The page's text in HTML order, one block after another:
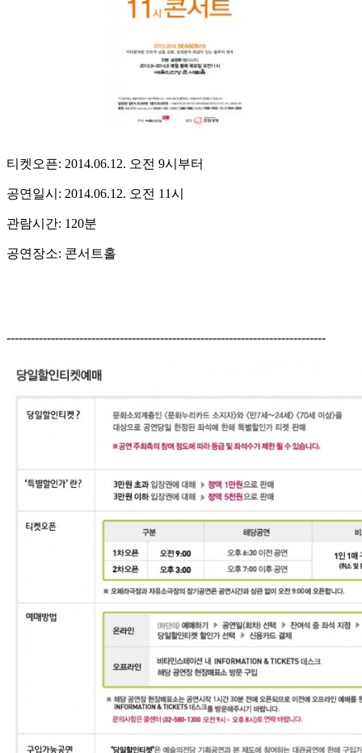
티켓오픈: 2014.06.12. 오전 9시부터
공연일시: 2014.06.12. 오전 11시
관람시간: 120분
공연장소: 콘서트홀
-------------------------------------------------------------------------------